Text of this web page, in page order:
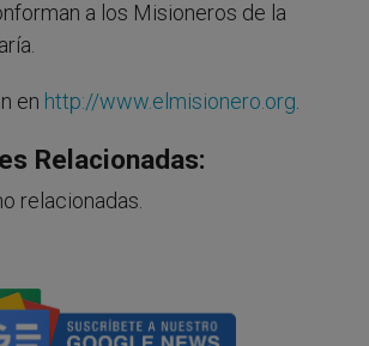
a los Misioneros de la
en http://www.elmisionero.org.
Relacionadas:
relacionadas.